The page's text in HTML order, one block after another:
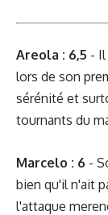
Areola : 6,5 -
lors de son
sérénité et
tournants du
Marcelo : 6 -
bien qu'il n'ait
l'attaque